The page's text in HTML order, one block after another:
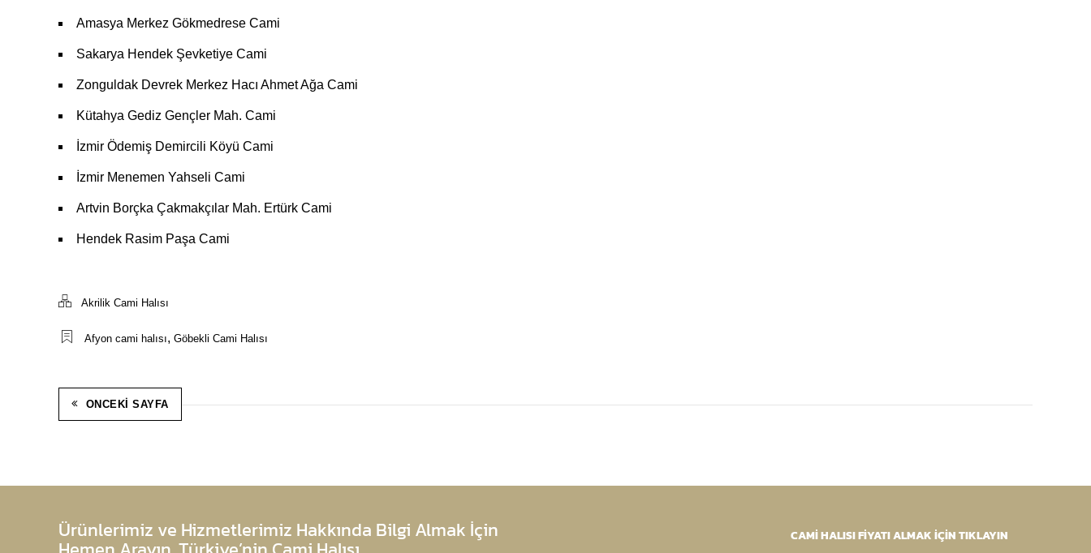
Amasya Merkez Gökmedrese Cami
Sakarya Hendek Şevketiye Cami
Zonguldak Devrek Merkez Hacı Ahmet Ağa Cami
Kütahya Gediz Gençler Mah. Cami
İzmir Ödemiş Demircili Köyü Cami
İzmir Menemen Yahseli Cami
Artvin Borçka Çakmakçılar Mah. Ertürk Cami
Hendek Rasim Paşa Cami
Akrilik Cami Halısı
Afyon cami halısı, Göbekli Cami Halısı
ONCEKI SAYFA
Ürünlerimiz ve Hizmetlerimiz Hakkında Bilgi Almak İçin CAMİ HALISI FİYATI ALMAK İÇİN TIKLAYIN